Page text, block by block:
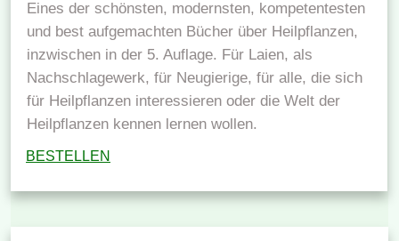
Eines der schönsten, modernsten, kompetentesten
und best aufgemachten Bücher über Heilpflanzen,
inzwischen in der 5. Auflage. Für Laien, als
Nachschlagewerk, für Neugierige, für alle, die sich
für Heilpflanzen interessieren oder die Welt der
Heilpflanzen kennen lernen wollen.
BESTELLEN